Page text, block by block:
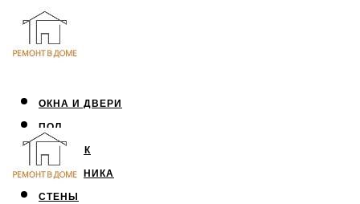
ОКНА И ДВЕРИ
ПОЛ
ПОТОЛОК
САНТЕХНИКА
СТЕНЫ